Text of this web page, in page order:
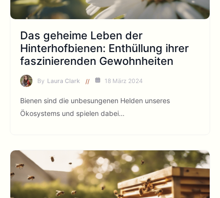
Das geheime Leben der
Hinterhofbienen: Enthüllung ihrer
faszinierenden Gewohnheiten
By Laura Clark 18 März 2024
Bienen sind die unbesungenen Helden unseres
Ökosystems und spielen dabei…